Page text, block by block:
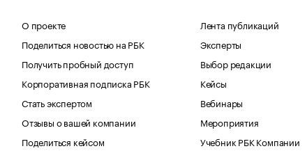
О проекте
Поделиться новостью на РБК
Получить пробный доступ
Корпоративная подписка РБК
Стать экспертом
Отзывы о вашей компании
Поделиться кейсом
Лента публикаций
Эксперты
Выбор редакции
Кейсы
Вебинары
Мероприятия
Учебник РБК Компании